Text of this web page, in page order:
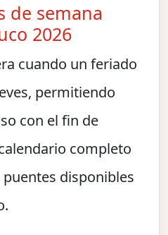
de semana
2026
cuando un feriado
permitiendo
con el fin de
completo
disponibles